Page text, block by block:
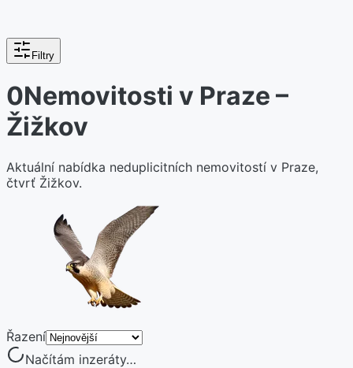
Filtry
0Nemovitosti v Praze –
Žižkov
Aktuální nabídka neduplicitních nemovitostí v Praze,
čtvrť Žižkov.
Řazení
Načítám inzeráty…